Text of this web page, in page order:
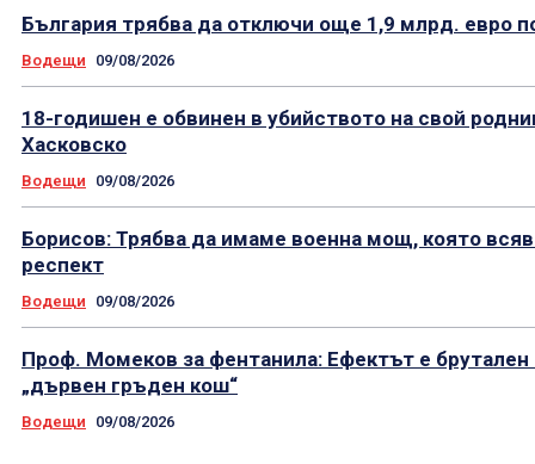
България трябва да отключи още 1,9 млрд. евро
Водещи 09/08/2026
18-годишен е обвинен в убийството на свой
Хасковско
Водещи 09/08/2026
Борисов: Трябва да имаме военна мощ, която
респект
Водещи 09/08/2026
Проф. Момеков за фентанила: Ефектът е брутален
„дървен гръден кош“
Водещи 09/08/2026